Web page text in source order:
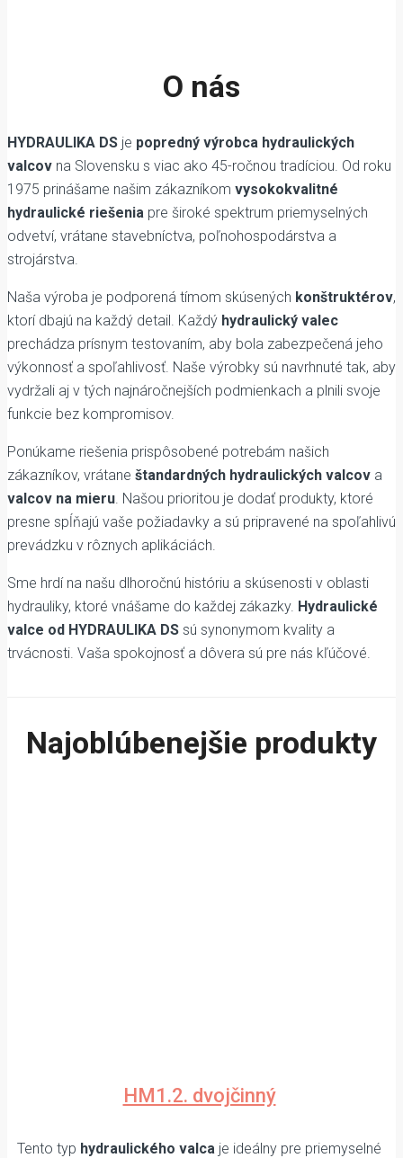
O nás
HYDRAULIKA DS je popredný výrobca hydraulických
valcov na Slovensku s viac ako 45-ročnou tradíciou. Od roku
1975 prinášame našim zákazníkom vysokokvalitné
hydraulické riešenia pre široké spektrum priemyselných
odvetví, vrátane stavebníctva, poľnohospodárstva a
strojárstva.
Naša výroba je podporená tímom skúsených konštruktérov,
ktorí dbajú na každý detail. Každý hydraulický valec
prechádza prísnym testovaním, aby bola zabezpečená jeho
výkonnosť a spoľahlivosť. Naše výrobky sú navrhnuté tak, aby
vydržali aj v tých najnáročnejších podmienkach a plnili svoje
funkcie bez kompromisov.
Ponúkame riešenia prispôsobené potrebám našich
zákazníkov, vrátane štandardných hydraulických valcov a
valcov na mieru . Našou prioritou je dodať produkty, ktoré
presne spĺňajú vaše požiadavky a sú pripravené na spoľahlivú
prevádzku v rôznych aplikáciách.
Sme hrdí na našu dlhoročnú históriu a skúsenosti v oblasti
hydrauliky, ktoré vnášame do každej zákazky. Hydraulické
valce od HYDRAULIKA DS sú synonymom kvality a
trvácnosti. Vaša spokojnosť a dôvera sú pre nás kľúčové.
Najoblúbenejšie produkty
HM1.2. dvojčinný
Tento typ hydraulického valca je ideálny pre priemyselné